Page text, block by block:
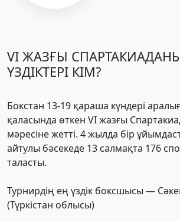
VI ЖАЗҒЫ
ҮЗДІКТЕРІ КІМ?
Бокстан 13-19 қараша күндері
қаласында өткен VI жазғы
мәресіне жетті. 4 жылда бір
айтулы бәсекеде 13 салмақта 176
таласты.
Турнирдің ең үздік боксшысы —
(Түркістан облысы)